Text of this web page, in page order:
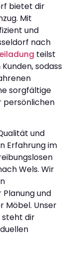
bietet dir
Mit
und
nach
teilst
sodass
sorgfältige
persönlichen
und
Erfahrung im
Wels. Wir
und
Möbel. Unser
steht dir